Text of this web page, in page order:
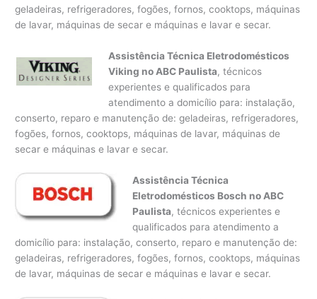
geladeiras, refrigeradores, fogões, fornos, cooktops, máquinas
de lavar, máquinas de secar e máquinas e lavar e secar.
Assistência Técnica Eletrodomésticos
Viking no ABC Paulista, técnicos
experientes e qualificados para
atendimento a domicílio para: instalação,
conserto, reparo e manutenção de: geladeiras, refrigeradores,
fogões, fornos, cooktops, máquinas de lavar, máquinas de
secar e máquinas e lavar e secar.
Assistência Técnica
Eletrodomésticos Bosch no ABC
Paulista, técnicos experientes e
qualificados para atendimento a
domicílio para: instalação, conserto, reparo e manutenção de:
geladeiras, refrigeradores, fogões, fornos, cooktops, máquinas
de lavar, máquinas de secar e máquinas e lavar e secar.